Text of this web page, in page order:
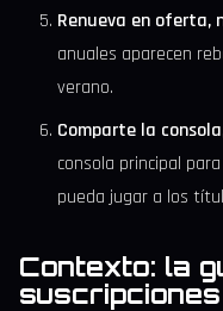
Renueva en oferta,
anuales aparecen
verano.
Comparte la
consola principal
pueda jugar a los
Contexto: la